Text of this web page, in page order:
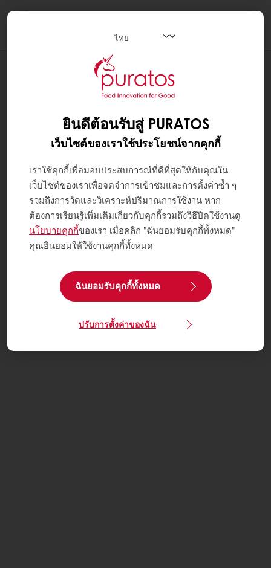
สูตรทำขนม
BANALOCO
ยินดีต้อนรับสู่ PURATOS
เว็บไซต์ของเราใช้ประโยชน์จากคุกกี้
เราใช้คุกกี้เพื่อมอบประสบการณ์ที่ดีที่สุดให้กับคุณใน
เว็บไซต์ของเราเพื่อจดจำการเข้าชมและการตั้งค่าซ้ำ ๆ
รวมถึงการวัดและวิเคราะห์ปริมาณการใช้งาน หาก
ต้องการเรียนรู้เพิ่มเติมเกี่ยวกับคุกกี้รวมถึงวิธีปิดใช้งานดู
นโยบายคุกกี้ของเรา เมื่อคลิก "ฉันยอมรับคุกกี้ทั้งหมด"
คุณยินยอมให้ใช้งานคุกกี้ทั้งหมด
ฉันยอมรับคุกกี้ทั้งหมด
ปรับการตั้งค่าของฉัน